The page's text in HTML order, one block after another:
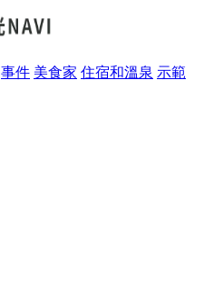
事件 美食家 住宿和溫泉 示範